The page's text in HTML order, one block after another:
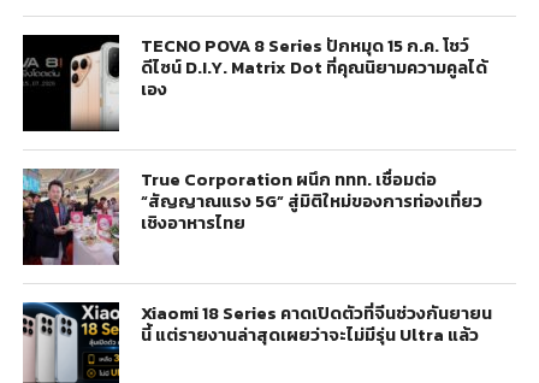
TECNO POVA 8 Series ปักหมุด 15 ก.ค. โชว์
ดีไซน์ D.I.Y. Matrix Dot ที่คุณนิยามความคูลได้
เอง
True Corporation ผนึก ททท. เชื่อมต่อ
“สัญญาณแรง 5G” สู่มิติใหม่ของการท่องเที่ยว
เชิงอาหารไทย
Xiaomi 18 Series คาดเปิดตัวที่จีนช่วงกันยายน
นี้ แต่รายงานล่าสุดเผยว่าจะไม่มีรุ่น Ultra แล้ว